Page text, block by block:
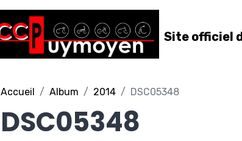
Site officiel
Accueil Album 2014 DSC05348
DSC05348